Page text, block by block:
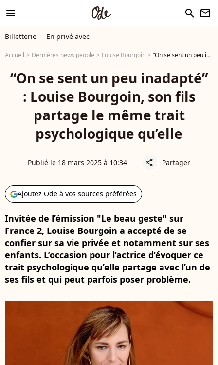
menu search newsletter
Billetterie En privé avec
Accueil Dernières news people Louise Bourgoin “On se sent un peu inadapté” : Louise Bourgoin, son fils partage le même trait psychologique qu’elle
“On se sent un peu inadapté”
: Louise Bourgoin, son fils
partage le même trait
psychologique qu’elle
Publié le 18 mars 2025 à 10:34 share Partager
Ajoutez Ode à vos sources préférées
Invitée de l’émission "Le beau geste" sur
France 2, Louise Bourgoin a accepté de se
confier sur sa vie privée et notamment sur ses
enfants. L’occasion pour l’actrice d’évoquer ce
trait psychologique qu’elle partage avec l’un de
ses fils et qui peut parfois poser problème.